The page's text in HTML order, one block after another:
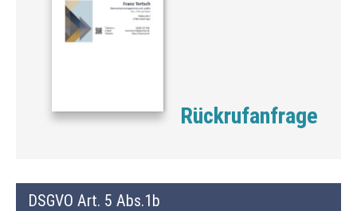
Rückrufanfrage
DSGVO Art. 5 Abs.1b